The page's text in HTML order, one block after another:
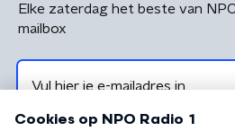
Elke zaterdag het beste van
mailbox